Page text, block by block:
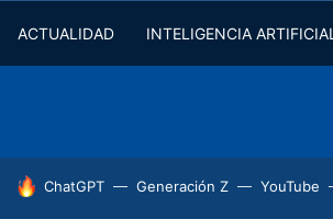
ACTUALIDAD INTELIGENCIA ARTIFICIAL
HOY SE HABLA DE
ChatGPT Generación Z YouTube